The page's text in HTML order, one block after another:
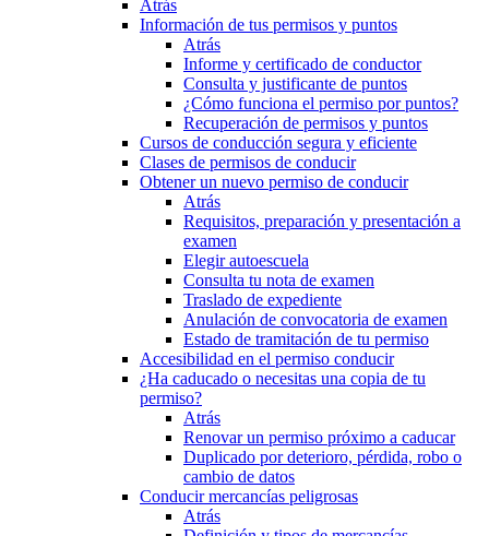
Atrás
Información de tus permisos y puntos
Atrás
Informe y certificado de conductor
Consulta y justificante de puntos
¿Cómo funciona el permiso por puntos?
Recuperación de permisos y puntos
Cursos de conducción segura y eficiente
Clases de permisos de conducir
Obtener un nuevo permiso de conducir
Atrás
Requisitos, preparación y presentación a
examen
Elegir autoescuela
Consulta tu nota de examen
Traslado de expediente
Anulación de convocatoria de examen
Estado de tramitación de tu permiso
Accesibilidad en el permiso conducir
¿Ha caducado o necesitas una copia de tu
permiso?
Atrás
Renovar un permiso próximo a caducar
Duplicado por deterioro, pérdida, robo o
cambio de datos
Conducir mercancías peligrosas
Atrás